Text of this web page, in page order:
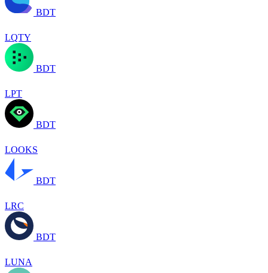
BDT
LQTY
BDT
LPT
BDT
LOOKS
BDT
LRC
BDT
LUNA